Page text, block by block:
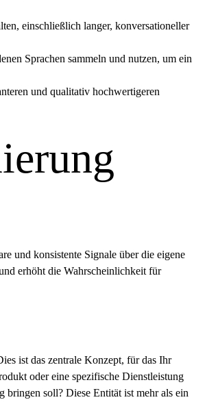
einschließlich langer, konversationeller
Sprachen sammeln und nutzen, um ein
und qualitativ hochwertigeren
und konsistente Signale über die eigene
erhöht die Wahrscheinlichkeit für
ist das zentrale Konzept, für das Ihr
oder eine spezifische Dienstleistung
bringen soll? Diese Entität ist mehr als ein